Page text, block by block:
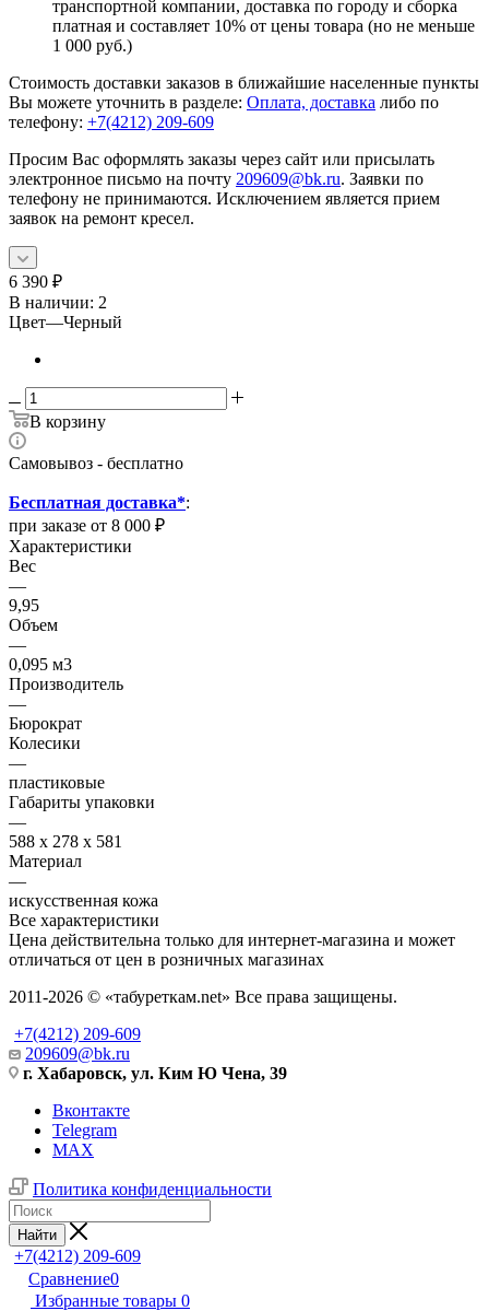
транспортной компании, доставка по городу и сборка
платная и составляет 10% от цены товара (но не меньше
1 000 руб.)
Стоимость доставки заказов в ближайшие населенные пункты
Вы можете уточнить в разделе: Оплата, доставка либо по
телефону: +7(4212) 209-609
Просим Вас оформлять заказы через сайт или присылать
электронное письмо на почту 209609@bk.ru. Заявки по
телефону не принимаются. Исключением является прием
заявок на ремонт кресел.
6 390 ₽
В наличии: 2
Цвет—Черный
В корзину
Самовывоз - бесплатно
Бесплатная доставка*:
при заказе от 8 000 ₽
Характеристики
Вес
—
9,95
Объем
—
0,095 м3
Производитель
—
Бюрократ
Колесики
—
пластиковые
Габариты упаковки
—
588 х 278 х 581
Материал
—
искусственная кожа
Все характеристики
Цена действительна только для интернет-магазина и может
отличаться от цен в розничных магазинах
2011-2026 © «табуреткам.net» Все права защищены.
+7(4212) 209-609
209609@bk.ru
г. Хабаровск, ул. Ким Ю Чена, 39
Вконтакте
Telegram
MAX
Политика конфиденциальности
Найти
+7(4212) 209-609
Сравнение0
Избранные товары 0